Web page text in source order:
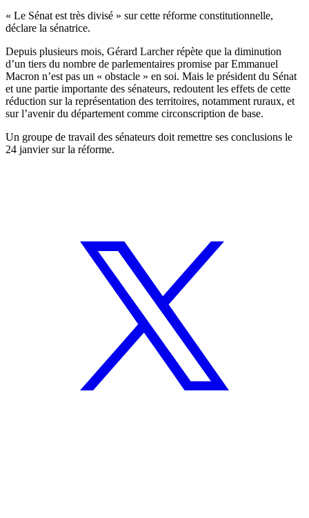
« Le Sénat est très divisé » sur cette réforme constitutionnelle,
déclare la sénatrice.
Depuis plusieurs mois, Gérard Larcher répète que la diminution
d’un tiers du nombre de parlementaires promise par Emmanuel
Macron n’est pas un « obstacle » en soi. Mais le président du Sénat
et une partie importante des sénateurs, redoutent les effets de cette
réduction sur la représentation des territoires, notamment ruraux, et
sur l’avenir du département comme circonscription de base.
Un groupe de travail des sénateurs doit remettre ses conclusions le
24 janvier sur la réforme.